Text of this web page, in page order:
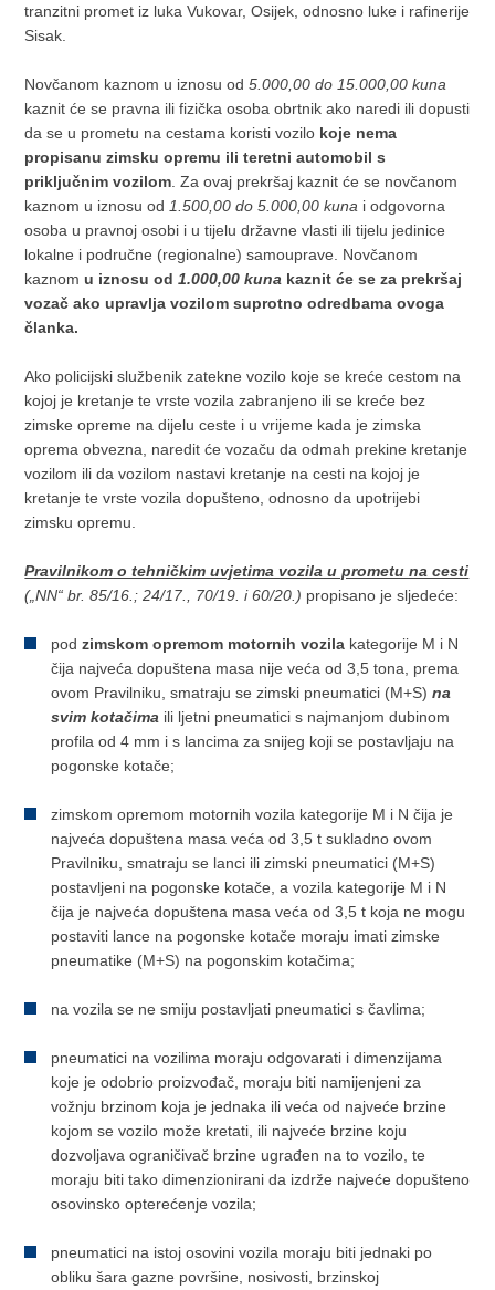
tranzitni promet iz luka Vukovar, Osijek, odnosno luke i rafinerije
Sisak.
Novčanom kaznom u iznosu od5.000,00 do 15.000,00 kuna
kaznit će se pravna ili fizička osoba obrtnik ako naredi ili dopusti
da se u prometu na cestama koristi vozilo koje nema
propisanu zimsku opremu ili teretni automobil s
priključnim vozilom . Za ovaj prekršaj kaznit će se novčanom
kaznom u iznosu od 1.500,00 do 5.000,00 kuna i odgovorna
osoba u pravnoj osobi i u tijelu državne vlasti ili tijelu jedinice
lokalne i područne (regionalne) samouprave. Novčanom
kaznomu iznosu od1.000,00 kuna kaznit će se za prekršaj
vozač ako upravlja vozilom suprotno odredbama ovoga
članka.
Ako policijski službenik zatekne vozilo koje se kreće cestom na
kojoj je kretanje te vrste vozila zabranjeno ili se kreće bez
zimske opreme na dijelu ceste i u vrijeme kada je zimska
oprema obvezna, naredit će vozaču da odmah prekine kretanje
vozilom ili da vozilom nastavi kretanje na cesti na kojoj je
kretanje te vrste vozila dopušteno, odnosno da upotrijebi
zimsku opremu.
Pravilnikom o tehničkim uvjetima vozila u prometu na cesti
(„NN“ br. 85/16.; 24/17., 70/19. i 60/20.) propisano je sljedeće:
podzimskom opremom motornih vozila kategorije M i N
čija najveća dopuštena masa nije veća od 3,5 tona, prema
ovom Pravilniku, smatraju se zimski pneumatici (M+S)na
svim kotačima ili ljetni pneumatici s najmanjom dubinom
profila od 4 mm i s lancima za snijeg koji se postavljaju na
pogonske kotače;
zimskom opremom motornih vozila kategorije M i N čija je
najveća dopuštena masa veća od 3,5 t sukladno ovom
Pravilniku, smatraju se lanci ili zimski pneumatici (M+S)
postavljeni na pogonske kotače, a vozila kategorije M i N
čija je najveća dopuštena masa veća od 3,5 t koja ne mogu
postaviti lance na pogonske kotače moraju imati zimske
pneumatike (M+S) na pogonskim kotačima;
na vozila se ne smiju postavljati pneumatici s čavlima;
pneumatici na vozilima moraju odgovarati i dimenzijama
koje je odobrio proizvođač, moraju biti namijenjeni za
vožnju brzinom koja je jednaka ili veća od najveće brzine
kojom se vozilo može kretati, ili najveće brzine koju
dozvoljava ograničivač brzine ugrađen na to vozilo, te
moraju biti tako dimenzionirani da izdrže najveće dopušteno
osovinsko opterećenje vozila;
pneumatici na istoj osovini vozila moraju biti jednaki po
obliku šara gazne površine, nosivosti, brzinskoj